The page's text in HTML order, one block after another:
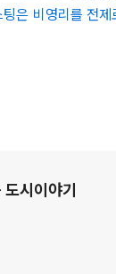
은 비영리를 전제
시이야기